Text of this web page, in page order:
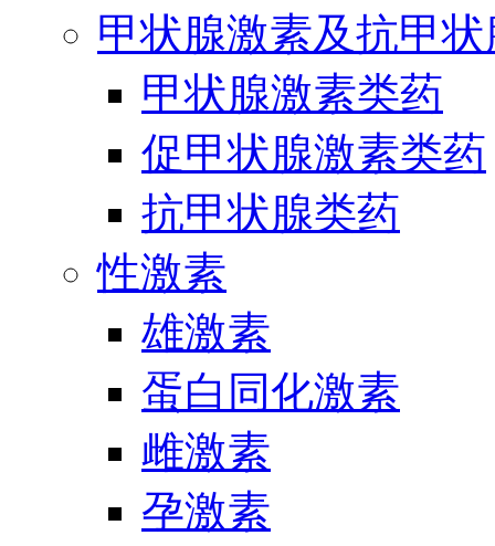
甲状腺激素及抗甲
甲状腺激素类药
促甲状腺激素类药
抗甲状腺类药
性激素
雄激素
蛋白同化激素
雌激素
孕激素